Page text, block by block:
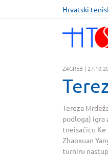
Hrvatski
ZAGREB |
Tereza
podloga) igra
tneisačicu Ke
Zhaoxuan
turniru